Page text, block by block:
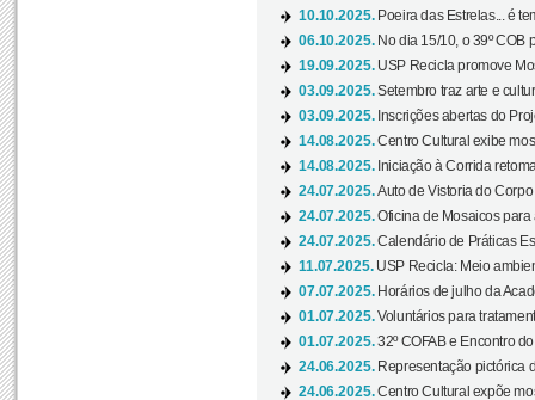
10.10.2025. Poeira das Estrelas... é
06.10.2025. No dia 15/10, o 39º COB
19.09.2025. USP Recicla promove
03.09.2025.Setembro traz arte e
03.09.2025. Inscrições abertas do
14.08.2025.Centro Cultural exibe
14.08.2025. Iniciação à Corrida
24.07.2025.Auto de Vistoria do
24.07.2025.Oficina de Mosaicos
24.07.2025.Calendário de Práticas
11.07.2025. USP Recicla: Meio
07.07.2025. Horários de julho da
01.07.2025.Voluntários para
01.07.2025.32º COFAB e Encontro
24.06.2025. Representação pictórica
24.06.2025.Centro Cultural expõe